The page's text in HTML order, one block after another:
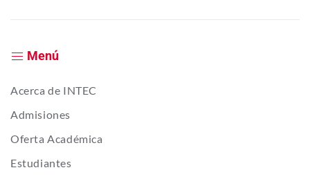
Menú
Acerca de INTEC
Admisiones
Oferta Académica
Estudiantes